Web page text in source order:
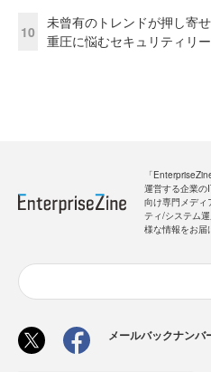
10
未曾有のトレンドが押し寄
重圧に悩むセキュリティリ
「
運営する企業の
向け専門メディ
ティ/システム
様な情報をお届
メールバックナンバ